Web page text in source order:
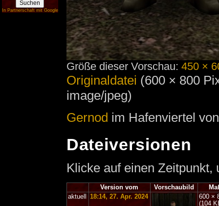
In Partnerschaft mit Google
Größe dieser Vorschau: 450 ×
Originaldatei (600 × 800
image/jpeg)
Gernod im Hafenviertel
Dateiversionen
Klicke auf einen
Version vom Vorschaubild
aktuell
18:14, 27. Apr. 2024
600 ×
(104